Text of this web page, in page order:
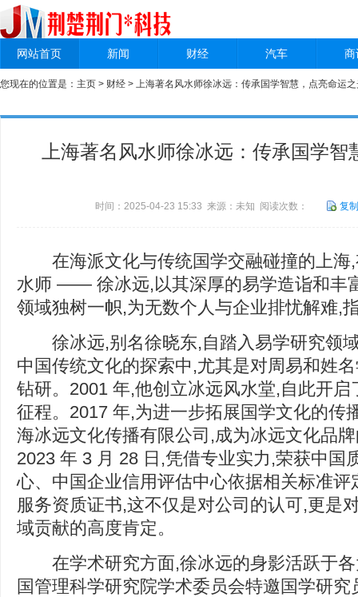
网站首页 新闻 财经 汽车
您现在的位置是： 主页 > 财经 > 上海著名风水师徐冰远：传承国学智慧，点亮命运
上海著名风水师徐冰远：传承国学
时间：2025-04-23 15:33 来源：未知 阅读次数： 复
在海派文化与传统国学交融碰撞的上海,
水师 —— 徐冰远,以其深厚的易学造诣和丰
领域独树一帜,为无数个人与企业排忧解难,
徐冰远,别名徐晓东,自踏入易学研究领
中国传统文化的探索中,尤其是对周易和姓
钻研。2001 年,他创立冰远风水堂,自此开
征程。2017 年,为进一步拓展国学文化的传
海冰远文化传播有限公司,成为冰远文化品
2023 年 3 月 28 日,凭借专业实力,荣获中国
心、中国企业信用评估中心依据相关标准
服务资质证书,这不仅是对公司的认可,更是
域贡献的高度肯定。
在学术研究方面,徐冰远的身影活跃于各
国管理科学研究院学术委员会特邀国学研